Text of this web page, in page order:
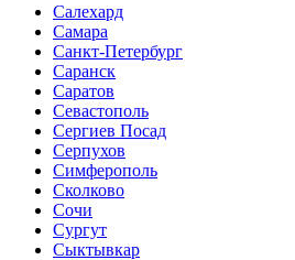
Салехард
Самара
Санкт-Петербург
Саранск
Саратов
Севастополь
Сергиев Посад
Серпухов
Симферополь
Сколково
Сочи
Сургут
Сыктывкар